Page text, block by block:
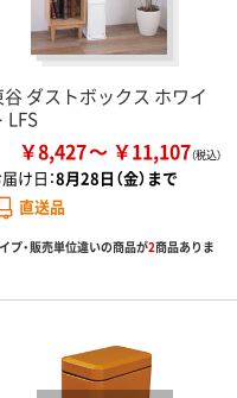
谷 ダストボックス ホワイ
LFS
￥8,427 ￥11,107
け日：8月28日（金）まで
直送品
プ・販売単位違いの商品が2商品ありま